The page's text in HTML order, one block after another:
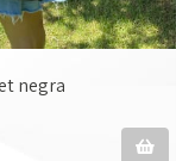
negra